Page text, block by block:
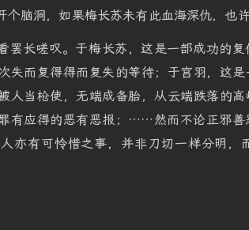
个脑洞，如果梅长苏未有此血海深仇，也
罢长嗟叹。于梅长苏，这是一部成功的
失而复得得而复失的等待；于宫羽，这
人当枪使，无端成备胎，从云端跌落的
有应得的恶有恶报；……然而不论正邪
亦有可怜惜之事，并非刀切一样分明，